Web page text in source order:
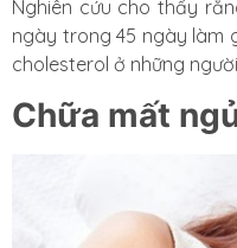
Nghiên cứu cho thấy
ngày trong 45 ngày làm
cholesterol ở những
Chữa mất